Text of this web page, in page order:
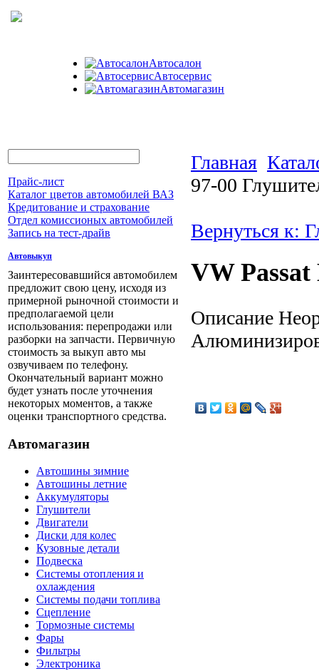
Автосалон
Автосервис
Автомагазин
Прайс-лист
Каталог цветов автомобилей ВАЗ
Кредитование и страхование
Отдел комиссионых автомобилей
Запись на тест-драйв
Автовыкуп
Заинтересовавшийся автомобилем
предложит свою цену, исходя из
примерной рыночной стоимости и
предполагаемой цели
использования: перепродажи или
разборки на запчасти. Первичную
стоимость за выкуп авто мы
озвучиваем по телефону.
Окончательный вариант можно
будет узнать после уточнения
некоторых моментов, а также
оценки транспортного средства.
Автомагазин
Автошины зимние
Автошины летние
Аккумуляторы
Глушители
Двигатели
Диски для колес
Кузовные детали
Подвеска
Системы отопления и
охлаждения
Системы подачи топлива
Сцепление
Тормозные системы
Фары
Фильтры
Электроника
Главная
97-00
Вернуться к:
VW
Описание